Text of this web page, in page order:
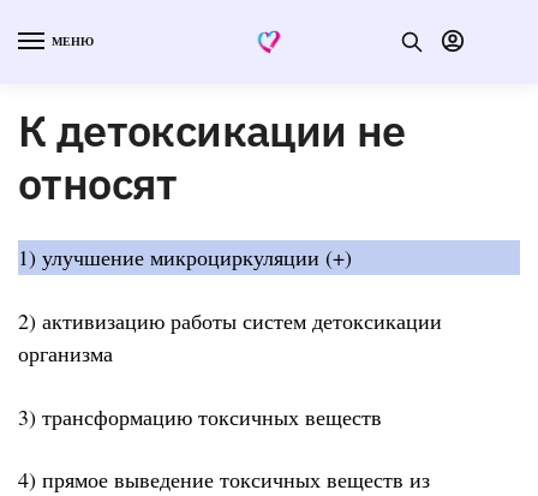
МЕНЮ
К детоксикации не
относят
1) улучшение микроциркуляции (+)
2) активизацию работы систем детоксикации
организма
3) трансформацию токсичных веществ
4) прямое выведение токсичных веществ из